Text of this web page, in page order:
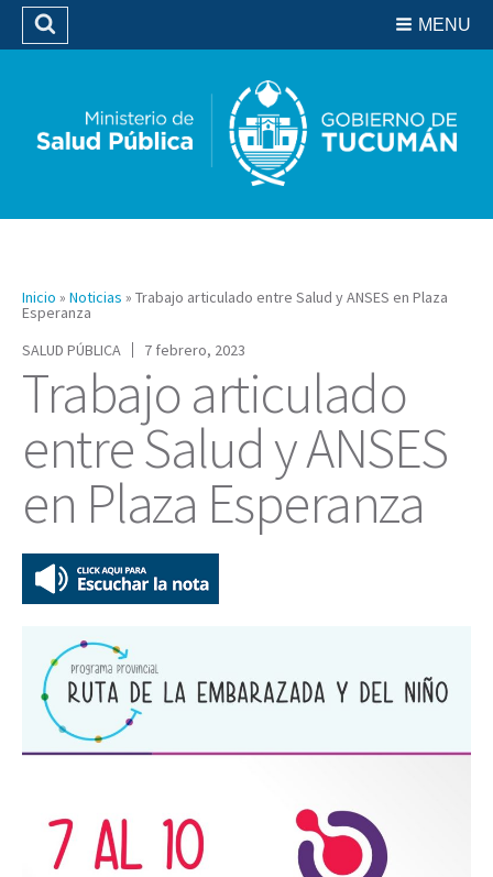
Biblioteca
MENU
Buscar
Inicio » Noticias » Trabajo articulado entre Salud y ANSES en Plaza
Esperanza
SALUD PÚBLICA
7 febrero, 2023
Trabajo articulado
entre Salud y ANSES
en Plaza Esperanza